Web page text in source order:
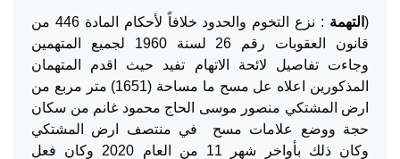
(التهمة
: نزع التخوم والحدود خلافاً لأحكام المادة 446 من
قانون العقوبات رقم 26 لسنة 1960 لجميع المتهمين
وجاءت تفاصيل لائحة الاتهام تفيد حيث اقدم المتهمان
المذكورين اعلاه عل مسح ما مساحة (1651) متر مربع من
ارض المشتكي منصور موسى الحاج محمود غانم من سكان
حجة ووضع علامات مسح في منتصف ارض المشتكي
وكان ذلك بأواخر شهر 11 من العام 2020 وكان فعل